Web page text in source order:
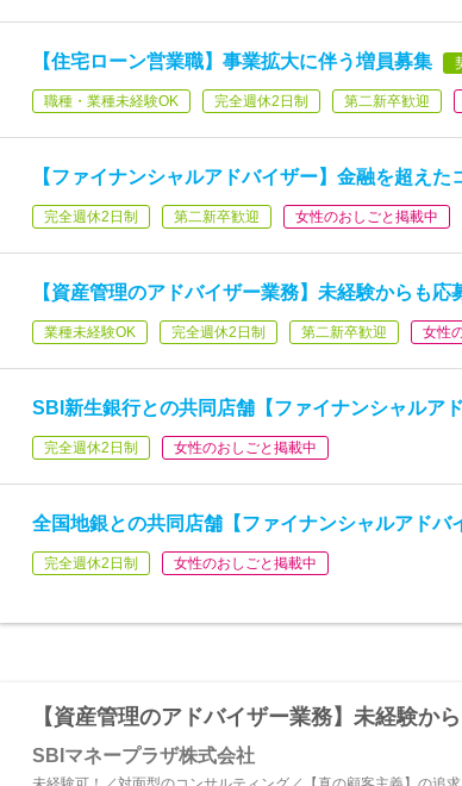
【住宅ローン営業職】事業拡大に伴う増員募集
職種・業種未経験OK 完全週休2日制 第二新卒歓迎
【ファイナンシャルアドバイザー】金融を超えた
完全週休2日制 第二新卒歓迎 女性のおしごと掲載中
【資産管理のアドバイザー業務】未経験からも応
業種未経験OK 完全週休2日制 第二新卒歓迎 女性
SBI新生銀行との共同店舗【ファイナンシャルアド
完全週休2日制 女性のおしごと掲載中
全国地銀との共同店舗【ファイナンシャルアドバ
完全週休2日制 女性のおしごと掲載中
【資産管理のアドバイザー業務】未経験か
SBIマネープラザ株式会社